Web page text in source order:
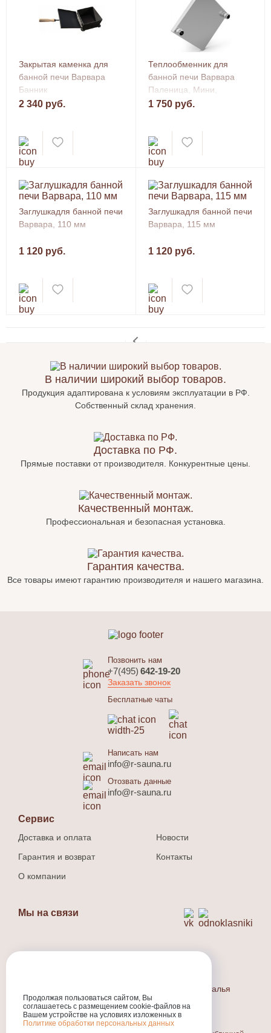
Закрытая каменка для
банной печи Варвара
Банник
2 340 руб.
Теплообменник для
банной печи Варвара
Паленица, Мини,
Каменка, Каменка Мини,
1 750 руб.
Заглушкадля банной печи
Варвара, 110 мм
1 120 руб.
Заглушкадля банной печи
Варвара, 115 мм
1 120 руб.
В наличии широкий выбор товаров.
Продукция адаптирована к условиям эксплуатации в РФ.
Собственный склад хранения.
Доставка по РФ.
Прямые поставки от производителя. Конкурентные цены.
Качественный монтаж.
Профессиональная и безопасная установка.
Гарантия качества.
Все товары имеют гарантию производителя и нашего магазина.
Позвонить нам
+7(495) 642-19-20
Заказать звонок
Бесплатные чаты
Написать нам
info@r-sauna.ru
Отозвать данные
info@r-sauna.ru
Сервис
Доставка и оплата
Гарантия и возврат
О компании
Новости
Контакты
Мы на связи
Индивидуальный предприниматель Людина Наталья
Валерьевна
ИНН:301710573800
ОГРНИП:324774600318231
Продолжая пользоваться сайтом, Вы
соглашаетесь с размещением cookie-файлов на
Вашем устройстве на условиях изложенных в
Политике обработки персональных данных